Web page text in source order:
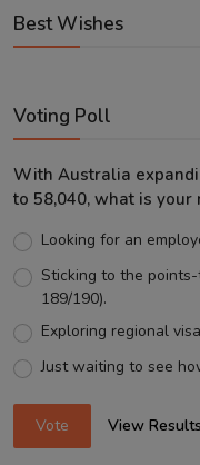
Best Wishes
Voting Poll
With Australia
to 58,040, what is your
Looking for an
Sticking to the
189/190).
Exploring regional
Just waiting to see
Vote View Results